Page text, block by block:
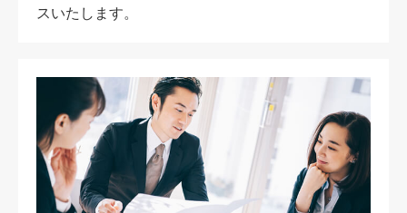
スいたします。